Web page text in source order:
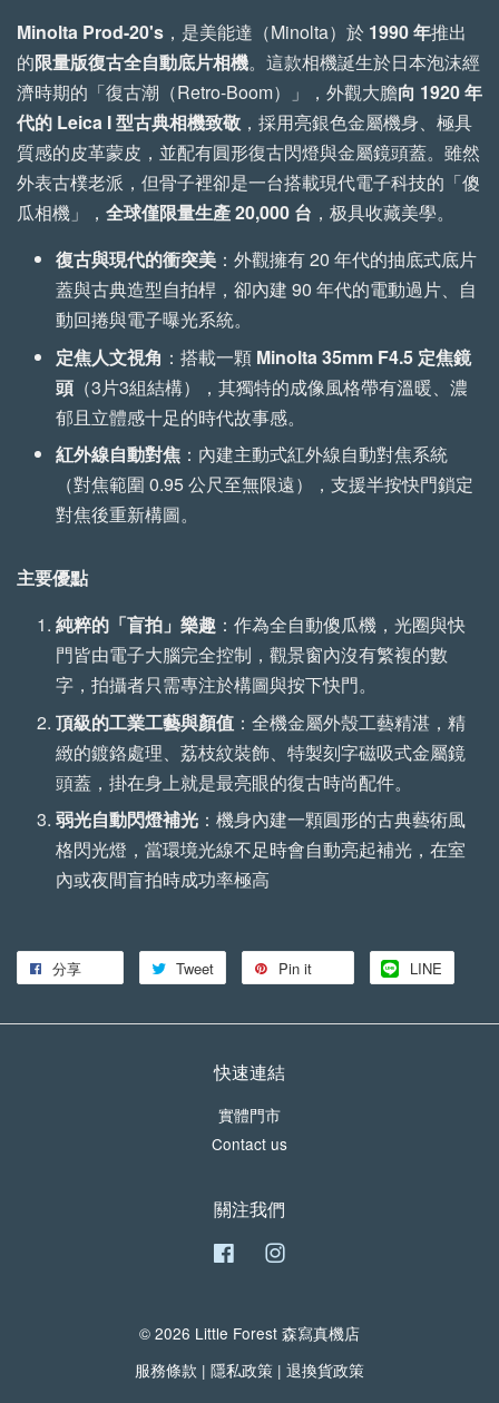
加入購物車
手工植鞣牛皮傘繩背帶 加購優惠
瀏覽全部
【森寫真機店】手工
植鞣牛皮傘繩背帶 (一
般款)
NT$ 699
NT$ 750
【森寫真機店】手工
植鞣牛皮傘繩背帶 (縫
線款)
加入購物車
Minolta Prod-20's ，是美能達（Minolta）於 1990 年推出
的限量版復古全自動底片相機。這款相機誕生於日本泡沫經
濟時期的「復古潮（Retro-Boom）」，外觀大膽向 1920 年
代的 Leica I 型古典相機致敬 ，採用亮銀色金屬機身、極具
質感的皮革蒙皮，並配有圓形復古閃燈與金屬鏡頭蓋。雖然
外表古樸老派，但骨子裡卻是一台搭載現代電子科技的「傻
瓜相機」， 全球僅限量生產 20,000 台 ，极具收藏美學。
復古與現代的衝突美 ：外觀擁有 20 年代的抽底式底片
蓋與古典造型自拍桿，卻內建 90 年代的電動過片、自
動回捲與電子曝光系統。
定焦人文視角 ：搭載一顆 Minolta 35mm F4.5 定焦鏡
頭 （3片3組結構），其獨特的成像風格帶有溫暖、濃
郁且立體感十足的時代故事感。
紅外線自動對焦 ：內建主動式紅外線自動對焦系統
（對焦範圍 0.95 公尺至無限遠），支援半按快門鎖定
對焦後重新構圖。
主要優點
純粹的「盲拍」樂趣 ：作為全自動傻瓜機，光圈與快
門皆由電子大腦完全控制，觀景窗內沒有繁複的數
字，拍攝者只需專注於構圖與按下快門。
頂級的工業工藝與顏值 ：全機金屬外殼工藝精湛，精
緻的鍍鉻處理、荔枝紋裝飾、特製刻字磁吸式金屬鏡
頭蓋，掛在身上就是最亮眼的復古時尚配件。
弱光自動閃燈補光 ：機身內建一顆圓形的古典藝術風
格閃光燈，當環境光線不足時會自動亮起補光，在室
內或夜間盲拍時成功率極高
分享 Tweet Pin it LINE
快速連結
實體門市
Contact us
關注我們
Facebook
© 2026 Little Forest 森寫真機店
服務條款 | 隱私政策 | 退換貨政策